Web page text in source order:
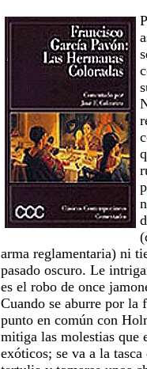
arma reglamentaria) ni
pasado oscuro. Le
es el robo de once
Cuando se aburre por la
punto en común con
mitiga las molestias que
exóticos; se va a la